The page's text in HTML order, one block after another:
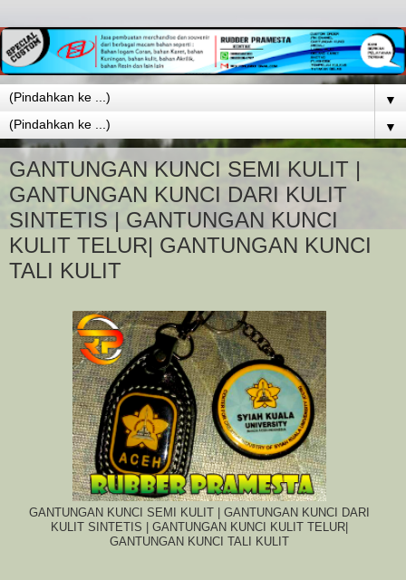
▼
▼
GANTUNGAN KUNCI SEMI KULIT |
GANTUNGAN KUNCI DARI KULIT
SINTETIS | GANTUNGAN KUNCI
KULIT TELUR| GANTUNGAN KUNCI
TALI KULIT
GANTUNGAN KUNCI SEMI KULIT | GANTUNGAN KUNCI DARI
KULIT SINTETIS | GANTUNGAN KUNCI KULIT TELUR|
GANTUNGAN KUNCI TALI KULIT